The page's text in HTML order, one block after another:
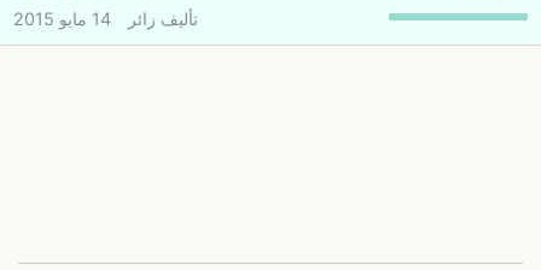
تأليف زائر 14 مايو 2015